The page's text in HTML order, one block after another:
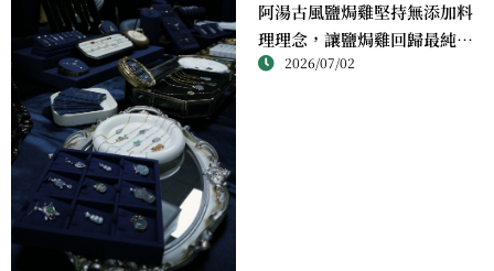
阿湯古風鹽焗雞堅持無添加料
理理念，讓鹽焗雞回歸最純粹
的風味2026/07/02